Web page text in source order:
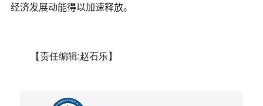
经济发展动能得以加速释放。
【责任编辑:赵石乐】